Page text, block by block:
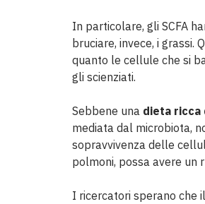
In particolare, gli SCFA
bruciare, invece, i
quanto le cellule che si
gli scienziati.
Sebbene una dieta ricca
mediata dal microbiota,
sopravvivenza delle
polmoni, possa avere un
I ricercatori sperano che